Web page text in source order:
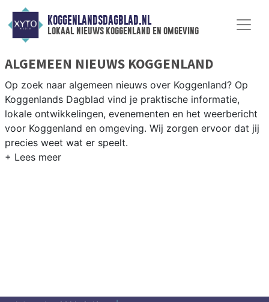
KOGGENLANDSDAGBLAD.NL
lokaal nieuws koggenland en omgeving
ALGEMEEN NIEUWS KOGGENLAND
Op zoek naar algemeen nieuws over Koggenland? Op
Koggenlands Dagblad vind je praktische informatie,
lokale ontwikkelingen, evenementen en het weerbericht
voor Koggenland en omgeving. Wij zorgen ervoor dat jij
precies weet wat er speelt.